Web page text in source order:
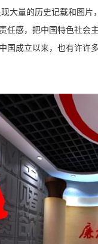
大量的历史记载和图
任感，把中国特色社
国成立以来，也有许